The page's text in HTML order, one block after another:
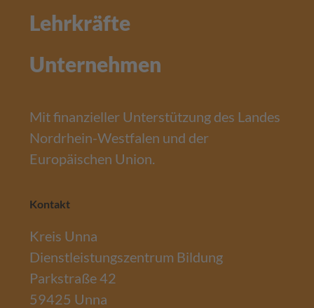
Lehrkräfte
Unternehmen
Mit finanzieller Unterstützung des Landes
Nordrhein-Westfalen und der
Europäischen Union.
Kontakt
Kreis Unna
Dienstleistungszentrum Bildung
Parkstraße 42
59425 Unna